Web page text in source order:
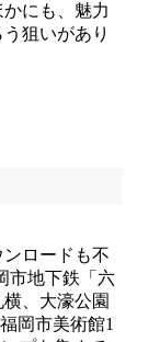
にも、魅力
狙いがあり
ロードも不
市地下鉄「六
、大濠公園
岡市美術館1